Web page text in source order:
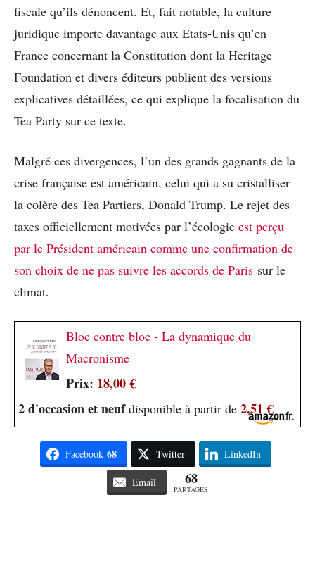
fiscale qu’ils dénoncent. Et, fait notable, la culture
juridique importe davantage aux Etats-Unis qu’en
France concernant la Constitution dont la Heritage
Foundation et divers éditeurs publient des versions
explicatives détaillées, ce qui explique la focalisation du
Tea Party sur ce texte.
Malgré ces divergences, l’un des grands gagnants de la
crise française est américain, celui qui a su cristalliser
la colère des Tea Partiers, Donald Trump. Le rejet des
taxes officiellement motivées par l’écologie est perçu
par le Président américain comme une confirmation de
son choix de ne pas suivre les accords de Paris sur le
climat.
Bloc contre bloc - La dynamique du
Macronisme
Prix: 18,00 €
2 d'occasion et neufdisponible à partir de 2,51 €
Facebook 68 Twitter LinkedIn
Email 68
PARTAGES